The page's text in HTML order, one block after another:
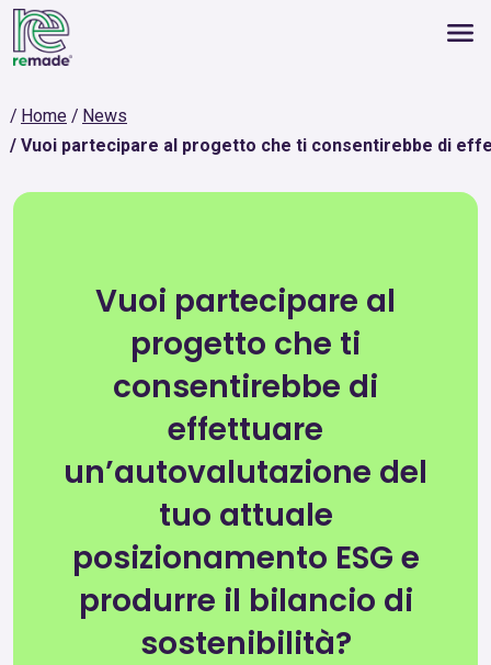
Home
News
Vuoi partecipare al progetto che ti consentirebbe di
Vuoi partecipare al
progetto che ti
consentirebbe di
effettuare
un’autovalutazione del
tuo attuale
posizionamento ESG e
produrre il bilancio di
sostenibilità?